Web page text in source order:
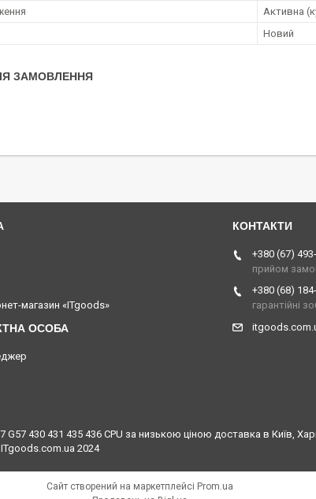
Активна
Новий
ЗАМОВЛЕННЯ
магазин «ITgoods»
+380 (67)
прийом
+380 (68)
гарантійні
G57 430 431 435 436 CPU за низькою ціною доставка в Київ,
2024
Сайт створений на маркетплейсі Prom.ua